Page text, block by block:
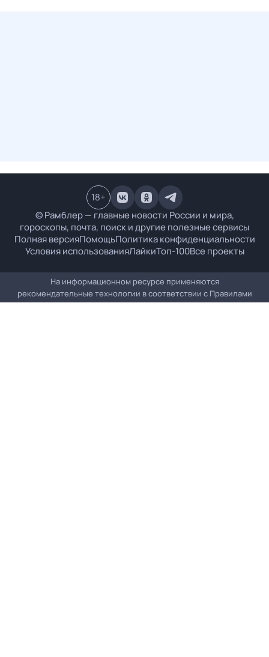
© Рамблер — главные новости России и мира,
гороскопы, почта, поиск и другие полезные сервисы
Полная версияПомощьПолитика конфиденциальности
Условия использованияЛайкиТоп-100Все проекты
18+
На информационном ресурсе применяются
рекомендательные технологии в соответствии с Правилами